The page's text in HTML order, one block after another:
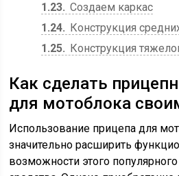
1.23 Создаем каркас
1.24
Конструкция
1.25
Конструкция
Как сделать
для мотоблока
Использование прицепа для
значительно расширить
возможности этого популярного